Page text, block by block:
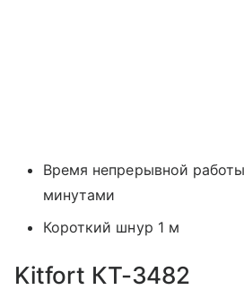
Время непрерывной
минутами
Короткий шнур 1 м
Kitfort КТ-3482